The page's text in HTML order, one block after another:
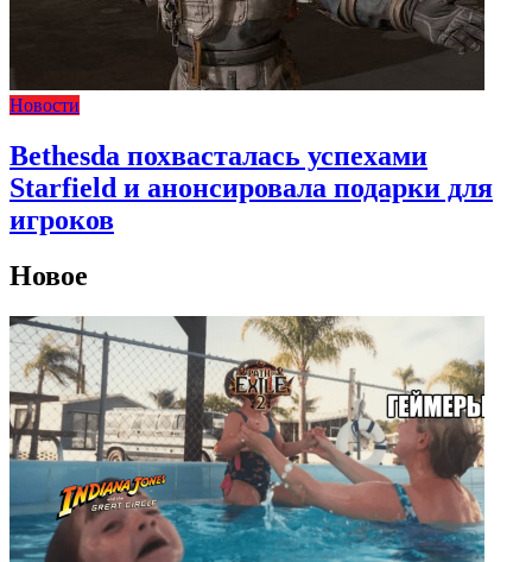
Новости
Bethesda похвасталась успехами
Starfield и анонсировала подарки для
игроков
Новое